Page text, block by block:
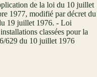
de la loi du 10 juillet
1977, modifié par décret du
19 juillet 1976. - Loi
classées pour la
629 du 10 juillet 1976